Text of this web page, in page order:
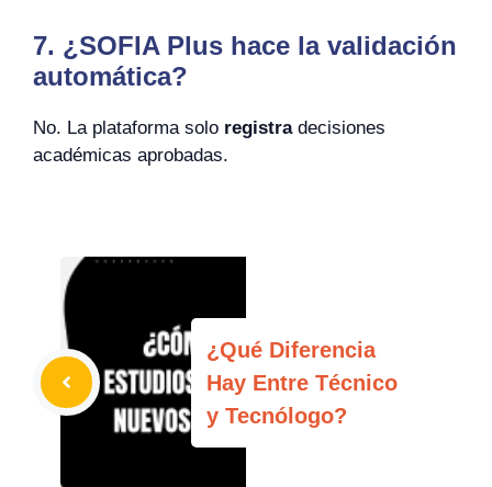
7. ¿SOFIA Plus hace la validación
automática?
No. La plataforma solo registradecisiones
académicas aprobadas.
¿Qué Diferencia
Hay Entre Técnico
y Tecnólogo?